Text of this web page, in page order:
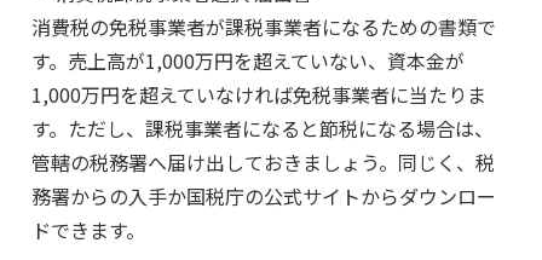
消費税の免税事業者が課税事業者になるための書類で
す。売上高が1,000万円を超えていない、資本金が
1,000万円を超えていなければ免税事業者に当たりま
す。ただし、課税事業者になると節税になる場合は、
管轄の税務署へ届け出しておきましょう。同じく、税
務署からの入手か国税庁の公式サイトからダウンロー
ドできます。